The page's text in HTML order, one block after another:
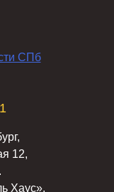
12,
Хаус».